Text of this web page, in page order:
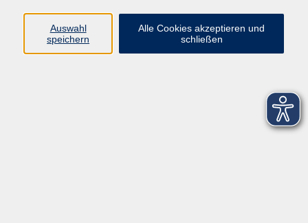
Auswahl
speichern
Alle Cookies akzeptieren und
schließen